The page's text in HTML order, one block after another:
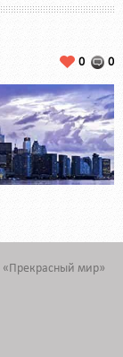
0
0
мир»